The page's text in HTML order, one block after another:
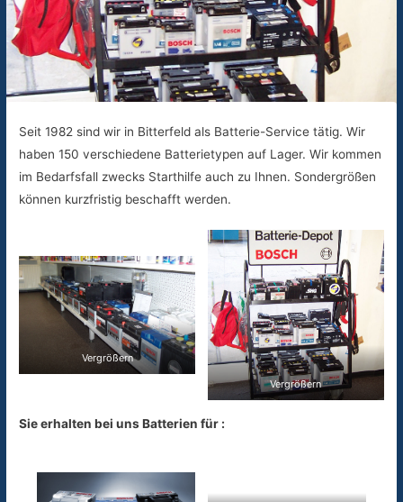
Seit 1982 sind wir in Bitterfeld als Batterie-Service tätig. Wir
haben 150 verschiedene Batterietypen auf Lager. Wir kommen
im Bedarfsfall zwecks Starthilfe auch zu Ihnen. Sondergrößen
können kurzfristig beschafft werden.
Vergrößern
Vergrößern
Sie erhalten bei uns Batterien für :